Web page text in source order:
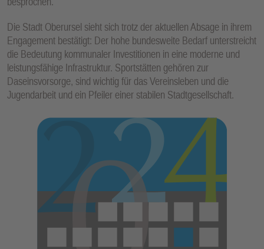
Die Stadt Oberursel sieht sich trotz der aktuellen Absage in ihrem
Engagement bestätigt: Der hohe bundesweite Bedarf unterstreicht
die Bedeutung kommunaler Investitionen in eine moderne und
leistungsfähige Infrastruktur. Sportstätten gehören zur
Daseinsvorsorge, sind wichtig für das Vereinsleben und die
Jugendarbeit und ein Pfeiler einer stabilen Stadtgesellschaft.